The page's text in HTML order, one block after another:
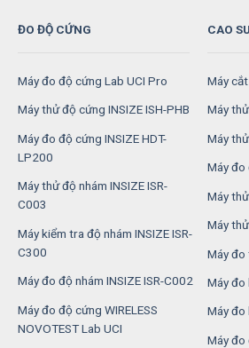
ĐO ĐỘ CỨNG
Máy đo độ cứng Lab UCI Pro
Máy thử độ cứng INSIZE ISH-PHB
Máy đo độ cứng INSIZE HDT-
LP200
Máy thử độ nhám INSIZE ISR-
C003
Máy kiểm tra độ nhám INSIZE ISR-
C300
Máy đo độ nhám INSIZE ISR-C002
Máy đo độ cứng WIRELESS
NOVOTEST Lab UCI
CAO SU
Máy
Máy
Máy
Máy đo
Máy
Máy
Máy đo
Máy đo
Máy đo
Máy đo